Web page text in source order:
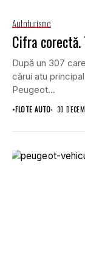
Autoturisme
Cifra
După un 307
cărui atu
Peugeot...
•FLOTE AUTO 30